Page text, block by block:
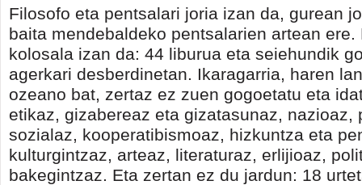
Filosofo eta pentsalari joria izan da, gurean
baita mendebaldeko pentsalarien artean ere.
kolosala izan da: 44 liburua eta seiehundik
agerkari desberdinetan. Ikaragarria, haren
ozeano bat, zertaz ez zuen gogoetatu eta
etikaz, gizabereaz eta gizatasunaz, nazioaz,
sozialaz, kooperatibismoaz, hizkuntza eta
kulturgintzaz, arteaz, literaturaz, erlijioaz,
bakegintzaz. Eta zertan ez du jardun: 18